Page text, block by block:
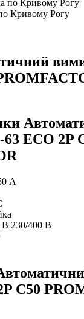
Кривому Рогу
ECO 2P
А
В 230/400 В
C50